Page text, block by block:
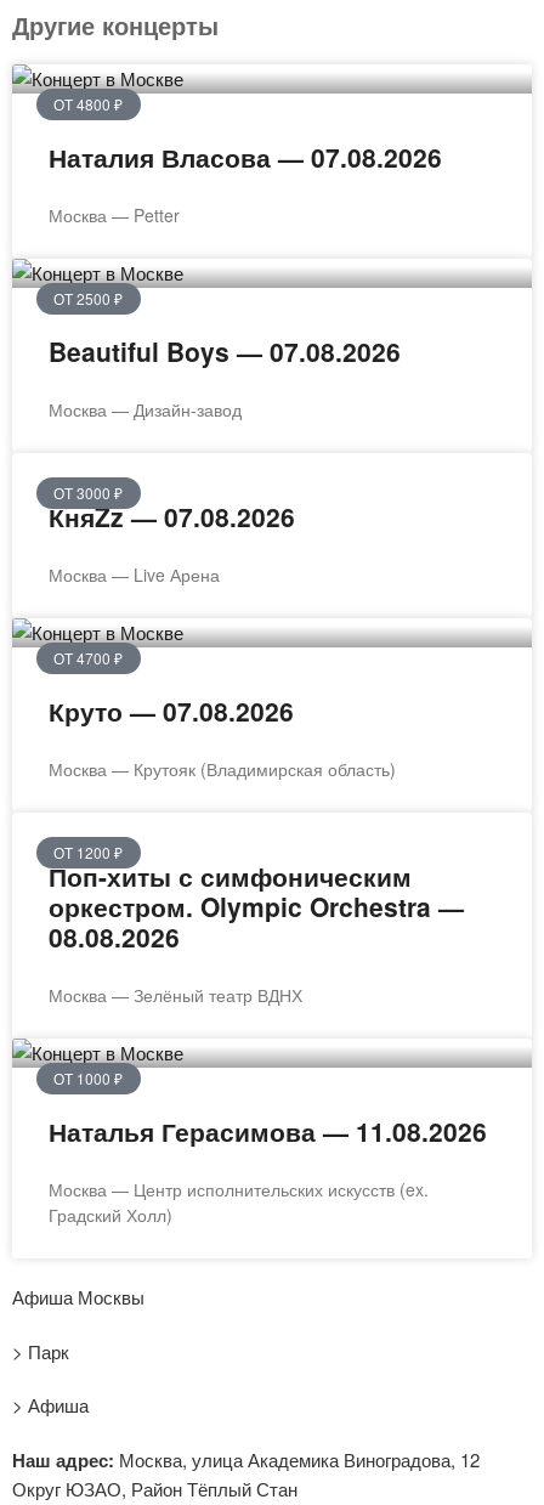
Другие концерты
ОТ 4800 ₽
Наталия Власова — 07.08.2026
Москва — Petter
ОТ 2500 ₽
Beautiful Boys — 07.08.2026
Москва — Дизайн-завод
ОТ 3000 ₽
КняZz — 07.08.2026
Москва — Live Арена
ОТ 4700 ₽
Круто — 07.08.2026
Москва — Крутояк (Владимирская область)
ОТ 1200 ₽
Поп-хиты с симфоническим
оркестром. Olympic Orchestra —
08.08.2026
Москва — Зелёный театр ВДНХ
ОТ 1000 ₽
Наталья Герасимова — 11.08.2026
Москва — Центр исполнительских искусств (ex.
Градский Холл)
Афиша Москвы
> Парк
> Афиша
Наш адрес: Москва, улица Академика Виноградова, 12
Округ ЮЗАО, Район Тёплый Стан